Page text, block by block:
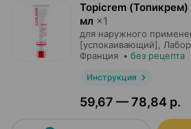
Topicrem
мл ×1
для наружного
[успокаивающий],
Франция • без рецепта
Инструкция
59,67 — 78,84 р.